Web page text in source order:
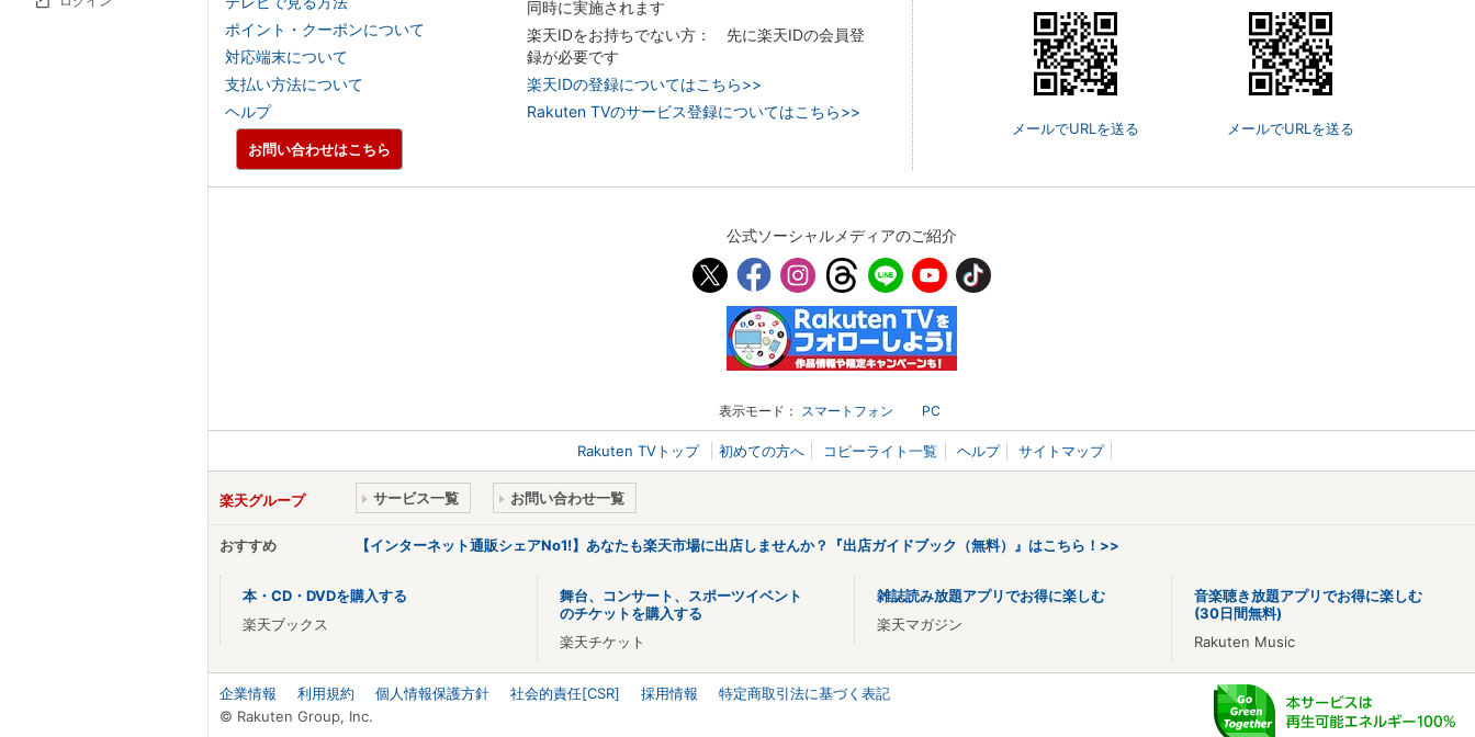
ポイント・クーポンについて
対応端末について
支払い方法について
ヘルプ
同時に実施されます
楽天IDをお持ちでない方： 先に楽天IDの会員登
録が必要です
楽天IDの登録についてはこちら>>
Rakuten TVのサービス登録についてはこちら>>
メールでURLを送る
メールでURLを送る
お問い合わせはこちら
公式ソーシャルメディアのご紹介
表示モード： スマートフォン PC
Rakuten TVトップ 初めての方へ コピーライト一覧 ヘルプ サイトマップ
楽天グループ サービス一覧 お問い合わせ一覧
おすすめ 【インターネット通販シェアNo1!】あなたも楽天市場に出店しませんか？『出店ガイドブック（無料）』はこちら！>>
本・CD・DVDを購入する
楽天ブックス
舞台、コンサート、スポーツイベント
のチケットを購入する
楽天チケット
雑誌読み放題アプリでお得に楽しむ
楽天マガジン
音楽聴き放題アプリでお得に楽しむ
(30日間無料)
Rakuten Music
企業情報 利用規約 個人情報保護方針 社会的責任[CSR] 採用情報
特定商取引法に基づく表記
© Rakuten Group, Inc.